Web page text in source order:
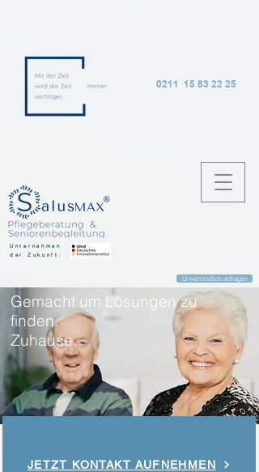
0211 15 83 22 25
Unternehmen
der Zukunft:
Unverbindlich anfragen
Gemacht um Lösungen zu
finden.
Zuhause.
JETZT KONTAKT AUFNEHMEN